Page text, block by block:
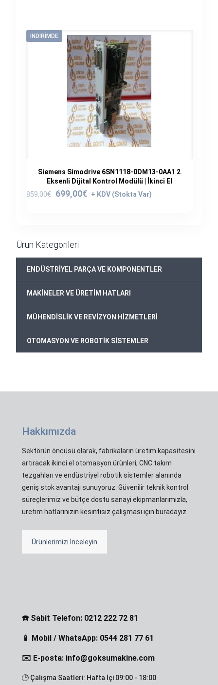
İNDIRIMDE
Siemens Simodrive 6SN1118-0DM13-0AA1 2
Eksenli Dijital Kontrol Modülü | İkinci El
859,00€
Orijinal
699,00€
Şu
Ürün Kategorileri
ENDÜSTRİYEL PARÇA VE KOMPONENTLER
MAKİNELER VE ÜRETİM HATLARI
MÜHENDİSLİK VE REVİZYON HİZMETLERİ
OTOMASYON VE ROBOTİK SİSTEMLER
Hakkımızda
Sektörün öncüsü olarak, fabrikaların üretim kapasitesini
artıracak ikinci el otomasyon ürünleri, CNC takım
tezgahları ve endüstriyel robotik sistemler alanında
geniş stok avantajı sunuyoruz. Güvenilir teknik kontrol
süreçlerimiz ve bütçe dostu sanayi ekipmanlarımızla,
üretim hatlarınızın kesintisiz çalışması için buradayız.
Ürünlerimizi İnceleyin
☎️ Sabit Telefon: 0212 222 72 81
📱 Mobil / WhatsApp: 0544 281 77 61
✉️ E-posta: info@goksumakine.com
🕒 Çalışma Saatleri: Hafta İçi 09:00 - 18:00